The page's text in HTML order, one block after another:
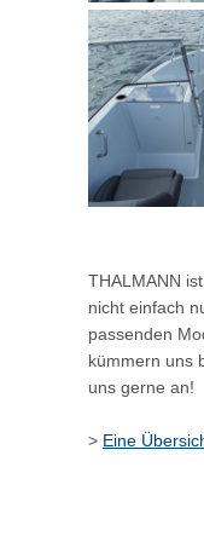
THALMANN
nicht einfach
passenden
kümmern uns
uns gerne an!
> Eine